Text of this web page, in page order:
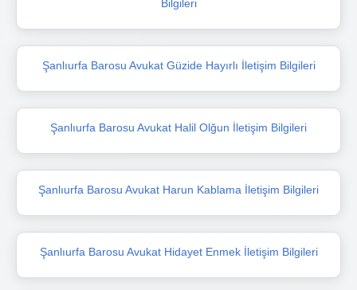
Bilgileri
Şanlıurfa Barosu Avukat Güzide Hayırlı İletişim Bilgileri
Şanlıurfa Barosu Avukat Halil Olğun İletişim Bilgileri
Şanlıurfa Barosu Avukat Harun Kablama İletişim Bilgileri
Şanlıurfa Barosu Avukat Hidayet Enmek İletişim Bilgileri